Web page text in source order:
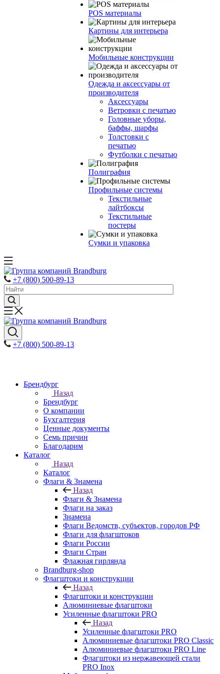
POS материалы
Картины для интерьера
Мобильные конструкции
Одежда и аксессуары от
производителя
Аксессуары
Ветровки с печатью
Головные уборы,
баффы, шарфы
Толстовки с
печатью
Футболки с печатью
Полиграфия
Профильные системы
Текстильные
лайтбоксы
Текстильные
постеры
Сумки и упаковка
+7 (800) 500-89-13
+7 (800) 500-89-13
Брендбург
Назад
Брендбург
О компании
Бухгалтерия
Ценные документы
Семь причин
Благодарим
Каталог
Назад
Каталог
Флаги & Знамена
Назад
Флаги & Знамена
Флаги на заказ
Знамена
Флаги Ведомств, субъектов, городов РФ
Флаги для флагштоков
Флаги России
Флаги Стран
Флажная гирлянда
Brandburg-shop
Флагштоки и конструкции
Назад
Флагштоки и конструкции
Алюминиевые флагштоки
Усиленные флагштоки PRO
Назад
Усиленные флагштоки PRO
Алюминиевые флагштоки PRO Classic
Алюминиевые флагштоки PRO Line
Флагштоки из нержавеющей стали
PRO Inox